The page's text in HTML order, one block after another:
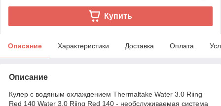
Купить
Описание Характеристики Доставка Оплата
Описание
Кулер с водяным охлаждением Thermaltake Water 3.0 Riing
Red 140 Water 3.0 Riing Red 140 - необслуживаемая система